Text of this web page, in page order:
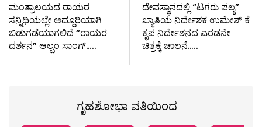
ಮಂತ್ರಾಲಯದ ರಾಯರ
ಸನ್ನಿಧಿಯಲ್ಲೇ ಅದ್ದೂರಿಯಾಗಿ
ಬಿಡುಗಡೆಯಾಗಲಿದೆ “ರಾಯರ
ದರ್ಶನ” ಆಲ್ಬಂ ಸಾಂಗ್…..
ದೇವಸ್ಥಾನದಲ್ಲಿ “ಟಗರು ಪಲ್ಯ”
ಖ್ಯಾತಿಯ ನಿರ್ದೇಶಕ‌ ಉಮೇಶ್ ಕೆ
ಕೃಪ ನಿರ್ದೇಶನದ ಎರಡನೇ
ಚಿತ್ರಕ್ಕೆ ಚಾಲನೆ…..
ಗೃಹಶೋಭಾ ವತಿಯಿಂದ